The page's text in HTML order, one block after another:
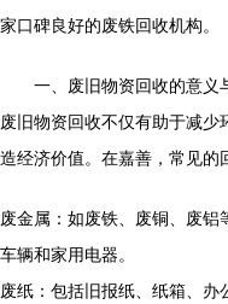
家口碑良好的废铁回收机构。
一、废旧物资回收的意义
废旧物资回收不仅有助于减少
造经济价值。在嘉善，常见的
废金属：如废铁、废铜、废
车辆和家用电器。
废纸：包括旧报纸、纸箱、办